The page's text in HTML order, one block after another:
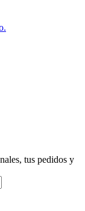
tus pedidos y